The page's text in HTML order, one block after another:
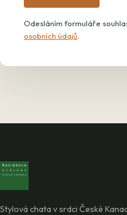
Odesláním formuláře
osobních údajů
Stylová chata v srdci České